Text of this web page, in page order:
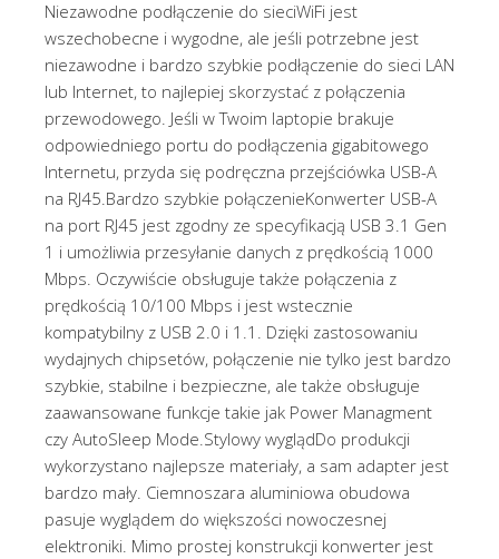
Niezawodne podłączenie do sieciWiFi jest
wszechobecne i wygodne, ale jeśli potrzebne jest
niezawodne i bardzo szybkie podłączenie do sieci LAN
lub Internet, to najlepiej skorzystać z połączenia
przewodowego. Jeśli w Twoim laptopie brakuje
odpowiedniego portu do podłączenia gigabitowego
Internetu, przyda się podręczna przejściówka USB-A
na RJ45.Bardzo szybkie połączenieKonwerter USB-A
na port RJ45 jest zgodny ze specyfikacją USB 3.1 Gen
1 i umożliwia przesyłanie danych z prędkością 1000
Mbps. Oczywiście obsługuje także połączenia z
prędkością 10/100 Mbps i jest wstecznie
kompatybilny z USB 2.0 i 1.1. Dzięki zastosowaniu
wydajnych chipsetów, połączenie nie tylko jest bardzo
szybkie, stabilne i bezpieczne, ale także obsługuje
zaawansowane funkcje takie jak Power Managment
czy AutoSleep Mode.Stylowy wyglądDo produkcji
wykorzystano najlepsze materiały, a sam adapter jest
bardzo mały. Ciemnoszara aluminiowa obudowa
pasuje wyglądem do większości nowoczesnej
elektroniki. Mimo prostej konstrukcji konwerter jest